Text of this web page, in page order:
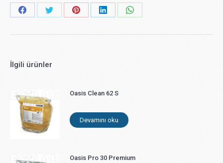
Share
Share
Share
Share
Share
İlgili ürünler
Oasis Clean 62 S
Devamını oku
Oasis Pro 30 Premium